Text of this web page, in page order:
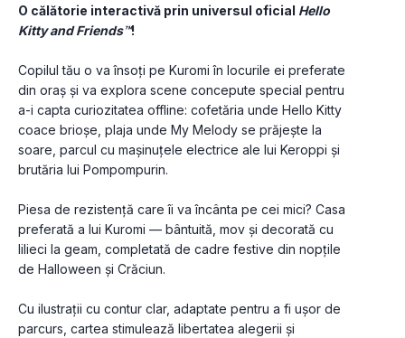
O călătorie interactivă prin universul oficial Hello
Kitty and Friends™!
Copilul tău o va însoți pe Kuromi în locurile ei preferate
din oraș și va explora scene concepute special pentru
a-i capta curiozitatea offline: cofetăria unde Hello Kitty
coace brioșe, plaja unde My Melody se prăjește la
soare, parcul cu mașinuțele electrice ale lui Keroppi și
brutăria lui Pompompurin.
Piesa de rezistență care îi va încânta pe cei mici? Casa
preferată a lui Kuromi — bântuită, mov și decorată cu
lilieci la geam, completată de cadre festive din nopțile
de Halloween și Crăciun.
Cu ilustrații cu contur clar, adaptate pentru a fi ușor de
parcurs, cartea stimulează libertatea alegerii și